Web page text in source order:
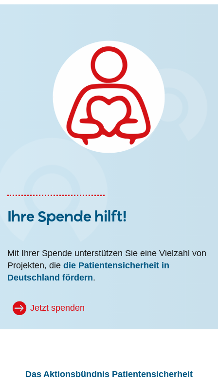
Ihre Spende hilft!
Mit Ihrer Spende unterstützen Sie eine Vielzahl von
Projekten, die die Patientensicherheit in
Deutschland fördern.
Jetzt spenden
Das Aktionsbündnis Patientensicherheit